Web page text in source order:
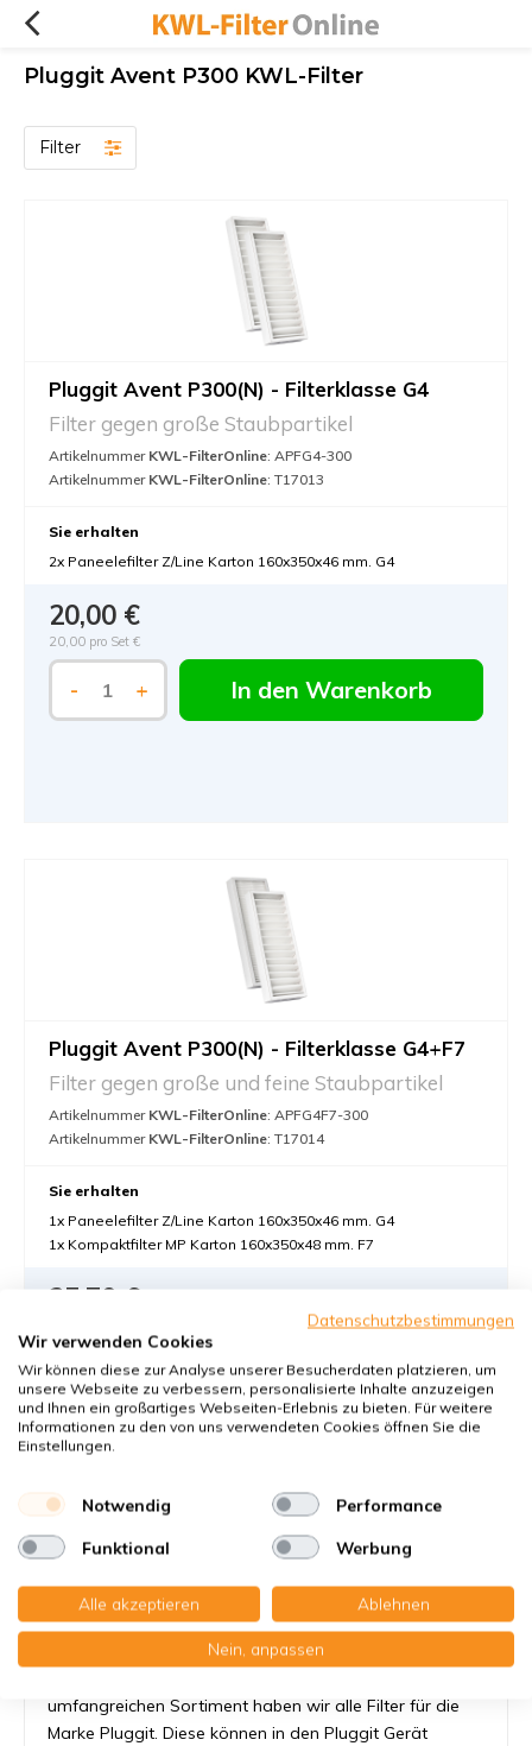
Pluggit Avent P300 KWL-Filter
Filter
Pluggit Avent P300(N) - Filterklasse G4
Filter gegen große Staubpartikel
Artikelnummer KWL-FilterOnline: APFG4-300
Artikelnummer KWL-FilterOnline: T17013
Sie erhalten
2x Paneelefilter Z/Line Karton 160x350x46 mm. G4
20,00 €
20,00 pro Set €
- + In den Warenkorb
Pluggit Avent P300(N) - Filterklasse G4+F7
Filter gegen große und feine Staubpartikel
Artikelnummer KWL-FilterOnline: APFG4F7-300
Artikelnummer KWL-FilterOnline: T17014
Sie erhalten
1x Paneelefilter Z/Line Karton 160x350x46 mm. G4
1x Kompaktfilter MP Karton 160x350x48 mm. F7
25,70 €
- + In den Warenkorb
Pluggit Avent P300
KWL-FilterOnline sorgt dafür, daß Sie den richtigen
umfangreichen Sortiment haben wir alle Filter für die
Marke Pluggit. Diese können in den Pluggit Gerät
Datenschutzbestimmungen
Wir verwenden Cookies
Wir können diese zur Analyse unserer Besucherdaten platzieren, um
unsere Webseite zu verbessern, personalisierte Inhalte anzuzeigen
und Ihnen ein großartiges Webseiten-Erlebnis zu bieten. Für weitere
Informationen zu den von uns verwendeten Cookies öffnen Sie die
Einstellungen.
Notwendig Performance
Funktional Werbung
Alle akzeptieren Ablehnen
Nein, anpassen